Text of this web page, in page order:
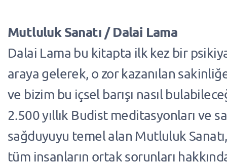
Mutluluk Sanatı / Dalai Lama
Dalai Lama bu kitapta ilk kez bir
araya gelerek, o zor kazanılan sakinliğe
ve bizim bu içsel barışı nasıl
2.500 yıllık Budist meditasyonları ve
sağduyuyu temel alan Mutluluk
tüm insanların ortak sorunları